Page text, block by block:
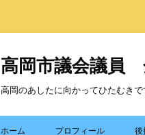
高岡市議会議員
高岡のあしたに向かってひたむきで
ホーム プロフィール 後